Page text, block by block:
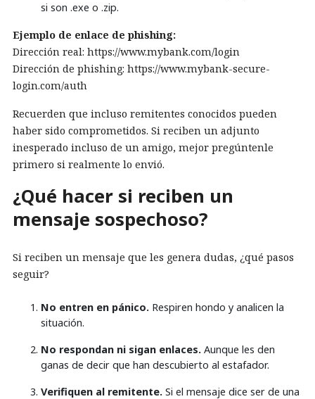
si son .exe o .zip.
Ejemplo de enlace de phishing:
Dirección real: https://www.mybank.com/login
Dirección de phishing: https://www.mybank-secure-
login.com/auth
Recuerden que incluso remitentes conocidos pueden
haber sido comprometidos. Si reciben un adjunto
inesperado incluso de un amigo, mejor pregúntenle
primero si realmente lo envió.
¿Qué hacer si reciben un
mensaje sospechoso?
Si reciben un mensaje que les genera dudas, ¿qué pasos
seguir?
No entren en pánico. Respiren hondo y analicen la
situación.
No respondan ni sigan enlaces. Aunque les den
ganas de decir que han descubierto al estafador.
Verifiquen al remitente. Si el mensaje dice ser de una